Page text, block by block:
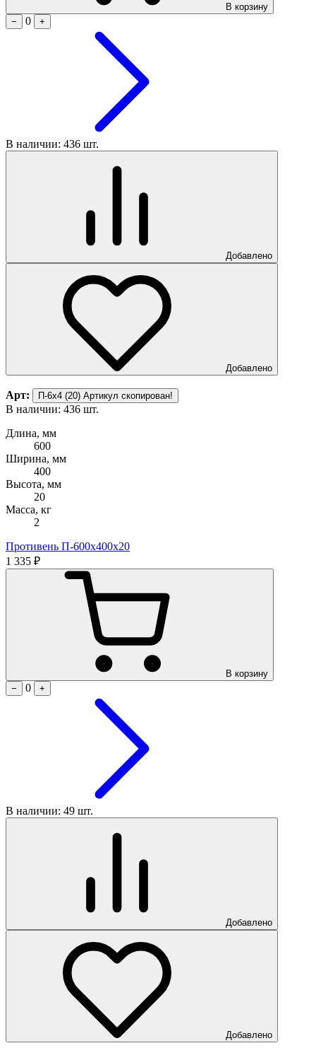
В корзину
−
0 +
В наличии: 436 шт.
Добавлено
Добавлено
Арт: П-6х4 (20) Артикул скопирован!
В наличии: 436 шт.
Длина, мм
600
Ширина, мм
400
Высота, мм
20
Масса, кг
2
Противень П-600х400х20
1 335 ₽
В корзину
−
0 +
В наличии: 49 шт.
Добавлено
Добавлено